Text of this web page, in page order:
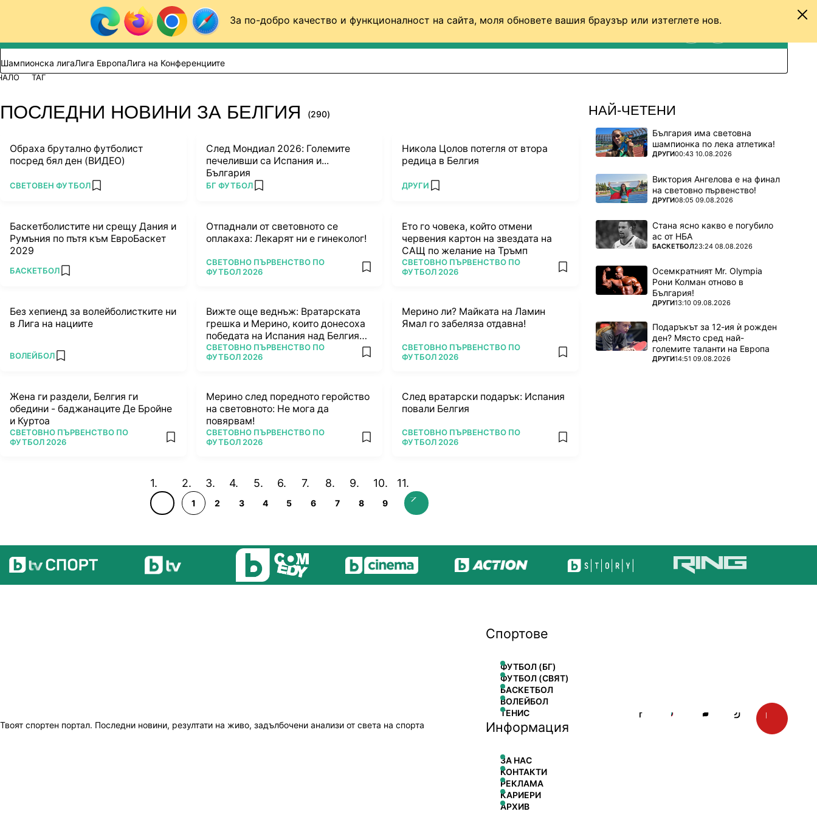
За по-добро качество и функционалност на сайта, моля обновете вашия браузър или изтеглете нов.
Към съдържанието
Търси в сайта
ВИДЕО ФУТБОЛ (БГ)
Шампионска лигаЛига ЕвропаЛига на Конференциите
ТАГ
ПОСЛЕДНИ НОВИНИ ЗА БЕЛГИЯ (290)
Обраха брутално футболист
посред бял ден (ВИДЕО)
ПОВЕЧЕ ОТ
СВЕТОВЕН ФУТБОЛ add favorites
След Мондиал 2026: Големите
печеливши са Испания и...
България
ПОВЕЧЕ ОТ
БГ ФУТБОЛ add favorites
Никола Цолов потегля от втора
редица в Белгия
ПОВЕЧЕ ОТ
ДРУГИ add favorites
Баскетболистите ни срещу Дания и
Румъния по пътя към ЕвроБаскет
2029
ПОВЕЧЕ ОТ
БАСКЕТБОЛ add favorites
Отпаднали от световното се
оплакаха: Лекарят ни е гинеколог!
ПОВЕЧЕ ОТ
СВЕТОВНО ПЪРВЕНСТВО ПО
ФУТБОЛ 2026
add favorites
Ето го човека, който отмени
червения картон на звездата на
САЩ по желание на Тръмп
ПОВЕЧЕ ОТ
СВЕТОВНО ПЪРВЕНСТВО ПО
ФУТБОЛ 2026
add favorites
Без хепиенд за волейболистките ни
в Лига на нациите
ПОВЕЧЕ ОТ
ВОЛЕЙБОЛ add favorites
Вижте още веднъж: Вратарската
грешка и Мерино, които донесоха
победата на Испания над Белгия
(ВИДЕО)
ПОВЕЧЕ ОТ
СВЕТОВНО ПЪРВЕНСТВО ПО
ФУТБОЛ 2026
add favorites
Мерино ли? Майката на Ламин
Ямал го забеляза отдавна!
ПОВЕЧЕ ОТ
СВЕТОВНО ПЪРВЕНСТВО ПО
ФУТБОЛ 2026
add favorites
Жена ги раздели, Белгия ги
обедини - баджанаците Де Бройне
и Куртоа
ПОВЕЧЕ ОТ
СВЕТОВНО ПЪРВЕНСТВО ПО
ФУТБОЛ 2026
add favorites
Мерино след поредното геройство
на световното: Не мога да
повярвам!
ПОВЕЧЕ ОТ
СВЕТОВНО ПЪРВЕНСТВО ПО
ФУТБОЛ 2026
add favorites
След вратарски подарък: Испания
повали Белгия
ПОВЕЧЕ ОТ
СВЕТОВНО ПЪРВЕНСТВО ПО
ФУТБОЛ 2026
add favorites
1 2 3 4 5 6 7 8 9
НАЙ-ЧЕТЕНИ
България има световна
шампионка по лека атлетика!
ПОВЕЧЕ ОТ
ДРУГИ00:43 10.08.2026
Виктория Ангелова е на финал
на световно първенство!
ПОВЕЧЕ ОТ
ДРУГИ08:05 09.08.2026
Стана ясно какво е погубило
ас от НБА
ПОВЕЧЕ ОТ
БАСКЕТБОЛ23:24 08.08.2026
Осемкратният Mr. Olympia
Рони Колман отново в
България!
ПОВЕЧЕ ОТ
ДРУГИ13:10 09.08.2026
Подаръкът за 12-ия ѝ рожден
ден? Място сред най-
големите таланти на Европа
ПОВЕЧЕ ОТ
ДРУГИ14:51 09.08.2026
Твоят спортен портал. Последни новини, резултати на живо, задълбочени анализи от света на спорта
Спортове
ФУТБОЛ (БГ)
ФУТБОЛ (СВЯТ)
БАСКЕТБОЛ
ВОЛЕЙБОЛ
ТЕНИС
Информация
ЗА НАС
КОНТАКТИ
РЕКЛАМА
КАРИЕРИ
АРХИВ